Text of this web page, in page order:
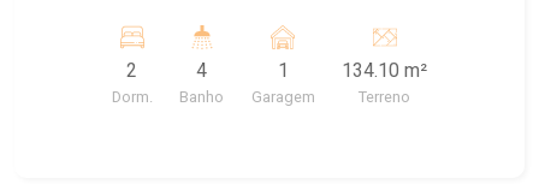
No piso superior, o imóvel conta com duas casas
residenciais, sendo uma delas já locada. Uma das
residências possui garagem privativa localizada
2
Dorm.
4
Banho
1
Garagem
134.10 m²
Terreno